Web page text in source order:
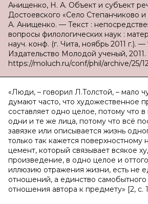
Анищенко, Н. А. Объект и субъект
Достоевского «Село Степанчиково
А. Анищенко. — Текст :
вопросы филологических наук :
науч. конф. (г. Чита, ноябрь 2011 г.). —
Издательство Молодой ученый,
https://moluch.ru/conf/phil/archive/25/
«Люди, – говорил Л.Толстой, – мало
думают часто, что художественное
составляет одно целое, потому что
одни и те же лица, потому что всё
завязке или описывается жизнь
только так кажется поверхностному
цемент, который связывает всякое
произведение, в одно целое и
иллюзию отражения жизни, есть не
отношений, а единство самобытного
отношения автора к предмету» [2, c.